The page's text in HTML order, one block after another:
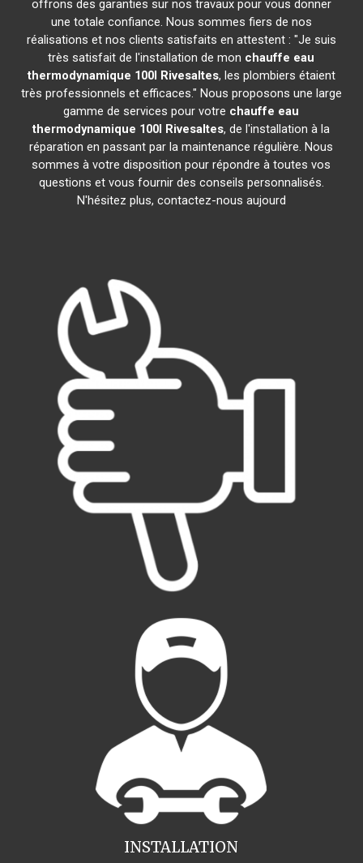
offrons des garanties sur nos travaux pour vous donner
une totale confiance. Nous sommes fiers de nos
réalisations et nos clients satisfaits en attestent : "Je suis
très satisfait de l'installation de mon chauffe eau
thermodynamique 100l Rivesaltes, les plombiers étaient
très professionnels et efficaces." Nous proposons une large
gamme de services pour votre chauffe eau
thermodynamique 100l Rivesaltes, de l'installation à la
réparation en passant par la maintenance régulière. Nous
sommes à votre disposition pour répondre à toutes vos
questions et vous fournir des conseils personnalisés.
N'hésitez plus, contactez-nous aujourd
INSTALLATION